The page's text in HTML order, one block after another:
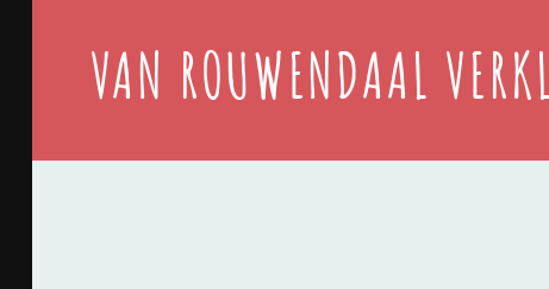
VAN ROUWENDAAL